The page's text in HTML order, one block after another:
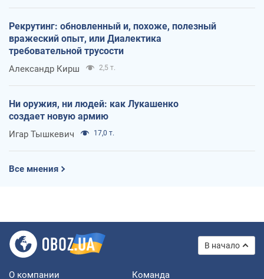
Рекрутинг: обновленный и, похоже, полезный
вражеский опыт, или Диалектика
требовательной трусости
Александр Кирш 2,5 т.
Ни оружия, ни людей: как Лукашенко
создает новую армию
Игар Тышкевич 17,0 т.
Все мнения
В начало
О компании Команда